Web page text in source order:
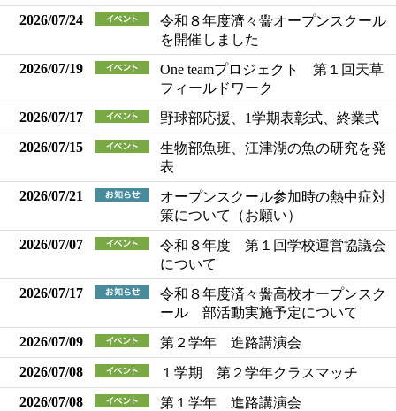
2026/07/24
令和８年度濟々黌オープンスクール
を開催しました
2026/07/19
One teamプロジェクト 第１回天草
フィールドワーク
2026/07/17
野球部応援、1学期表彰式、終業式
2026/07/15
生物部魚班、江津湖の魚の研究を発
表
2026/07/21
オープンスクール参加時の熱中症対
策について（お願い）
2026/07/07
令和８年度 第１回学校運営協議会
について
2026/07/17
令和８年度済々黌高校オープンスク
ール 部活動実施予定について
2026/07/09
第２学年 進路講演会
2026/07/08
１学期 第２学年クラスマッチ
2026/07/08
第１学年 進路講演会